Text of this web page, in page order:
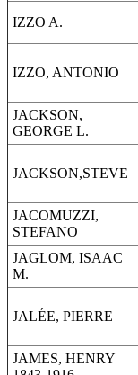
IZZO A.
IZZO, ANTONIO
JACKSON,
GEORGE L.
JACKSON,STEVE
JACOMUZZI,
STEFANO
JAGLOM, ISAAC
M.
JALÉE, PIERRE
JAMES, HENRY